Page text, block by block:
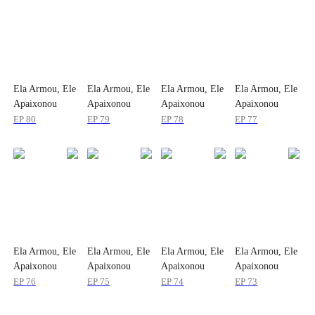
Ela Armou, Ele
Apaixonou
EP80
Ela Armou, Ele
Apaixonou
EP 79
Ela Armou, Ele
Apaixonou
EP 78
Ela Armou, Ele
Apaixonou
EP 77
Ela Armou, Ele
Apaixonou
EP 76
Ela Armou, Ele
Apaixonou
EP 75
Ela Armou, Ele
Apaixonou
EP 74
Ela Armou, Ele
Apaixonou
EP 73